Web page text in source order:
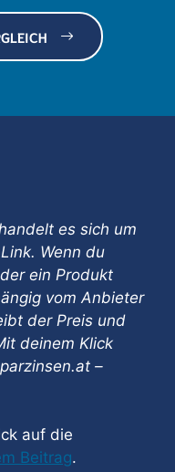
es sich um
Wenn du
ein Produkt
vom Anbieter
der Preis und
deinem Klick
–
auf die
Beitrag.